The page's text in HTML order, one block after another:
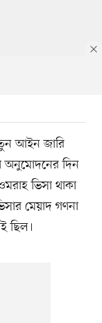
আইন জারি
অনুমোদনের দিন
ভিসা থাকা
মেয়াদ গণনা
ছিল।